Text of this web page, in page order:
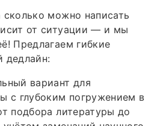
можно написать
от ситуации — и мы
Предлагаем гибкие
дедлайн:
вариант для
с глубоким погружением в
подбора литературы до